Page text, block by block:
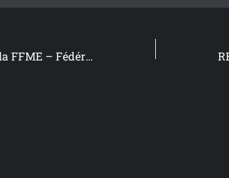
informations de la FFME – Fédération française de la montagne et de l’escalade concernant la reprise